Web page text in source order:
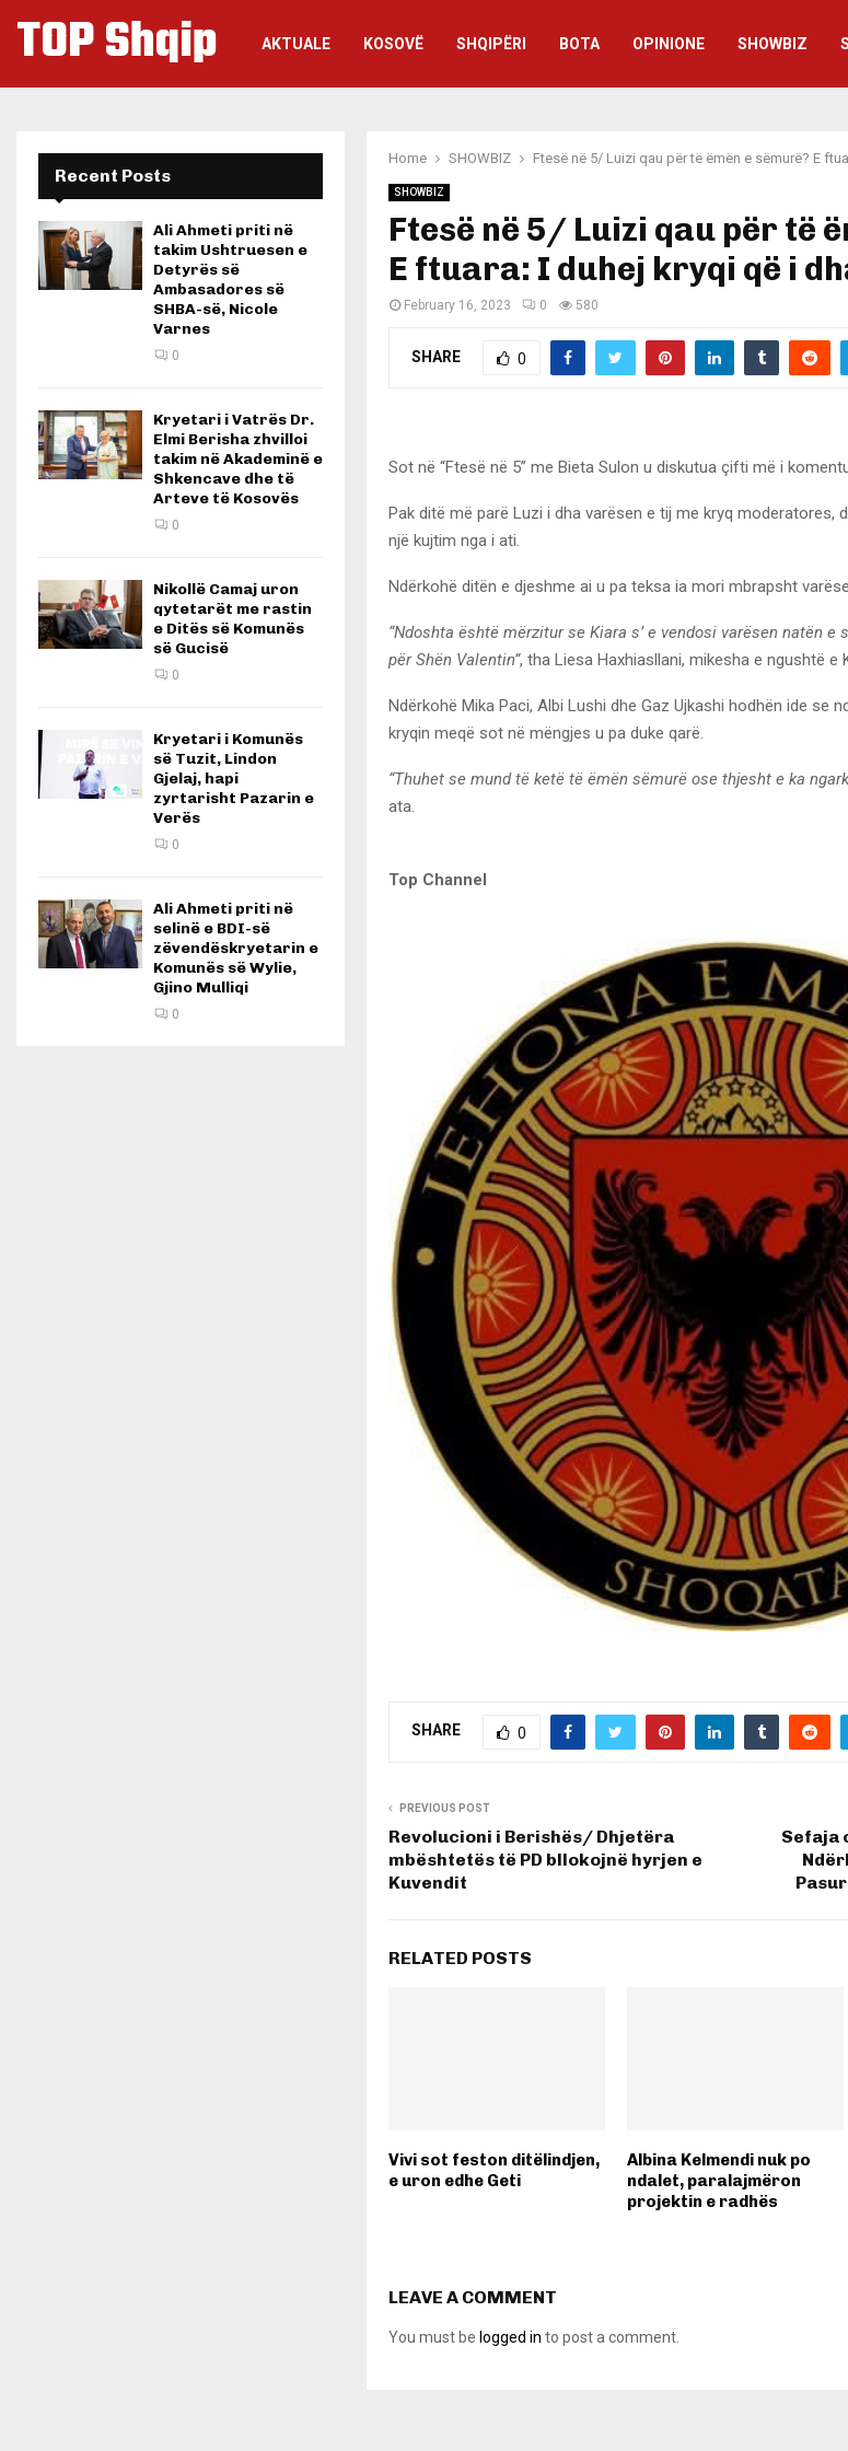
TOP Shqip AKTUALE KOSOVË SHQIPËRI BOTA OPINIONE SHOWBIZ
Home SHOWBIZ Ftesë në 5/ Luizi qau për të ëmën e sëmurë? E
SHOWBIZ
Ftesë në 5/ Luizi qau për të
E ftuara: I duhej kryqi që i
February 16, 2023 0 580
SHARE 0
Sot në “Ftesë në 5” me Bieta Sulon u diskutua çifti më i
Pak ditë më parë Luzi i dha varësen e tij me kryq moderatores,
një kujtim nga i ati.
Ndërkohë ditën e djeshme ai u pa teksa ia mori mbrapsht
“Ndoshta është mërzitur se Kiara s’ e vendosi varësen natën
për Shën Valentin”, tha Liesa Haxhiasllani, mikesha e ngushtë e
Ndërkohë Mika Paci, Albi Lushi dhe Gaz Ujkashi hodhën ide se
kryqin meqë sot në mëngjes u pa duke qarë.
“Thuhet se mund të ketë të ëmën sëmurë ose thjesht e ka
ata.
Top Channel
SHARE 0
PREVIOUS POST
Revolucioni i Berishës/ Dhjetëra
mbështetës të PD bllokojnë hyrjen e
Kuvendit
Sefaja
RELATED POSTS
Vivi sot feston ditëlindjen,
e uron edhe Geti
Albina Kelmendi nuk po
ndalet, paralajmëron
projektin e radhës
LEAVE A COMMENT
You must be logged in to post a comment.
Recent Posts
Ali Ahmeti priti në
takim Ushtruesen e
Detyrës së
Ambasadores së
SHBA-së, Nicole
Varnes
0
Kryetari i Vatrës Dr.
Elmi Berisha zhvilloi
takim në Akademinë e
Shkencave dhe të
Arteve të Kosovës
0
Nikollë Camaj uron
qytetarët me rastin
e Ditës së Komunës
së Gucisë
0
Kryetari i Komunës
së Tuzit, Lindon
Gjelaj, hapi
zyrtarisht Pazarin e
Verës
0
Ali Ahmeti priti në
selinë e BDI-së
zëvendëskryetarin e
Komunës së Wylie,
Gjino Mulliqi
0